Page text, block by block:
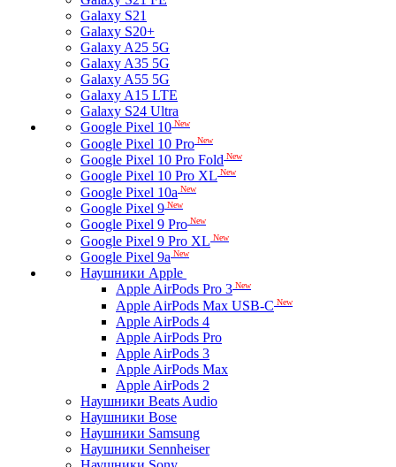
Galaxy S21
Galaxy S20+
Galaxy A25 5G
Galaxy A35 5G
Galaxy A55 5G
Galaxy A15 LTE
Galaxy S24 Ultra
Google Pixel 10 New
Google Pixel 10 Pro New
Google Pixel 10 Pro Fold New
Google Pixel 10 Pro XL New
Google Pixel 10a New
Google Pixel 9 New
Google Pixel 9 Pro New
Google Pixel 9 Pro XL New
Google Pixel 9a New
Наушники Apple
Apple AirPods Pro 3 New
Apple AirPods Max USB-C New
Apple AirPods 4
Apple AirPods Pro
Apple AirPods 3
Apple AirPods Max
Apple AirPods 2
Наушники Beats Audio
Наушники Bose
Наушники Samsung
Наушники Sennheiser